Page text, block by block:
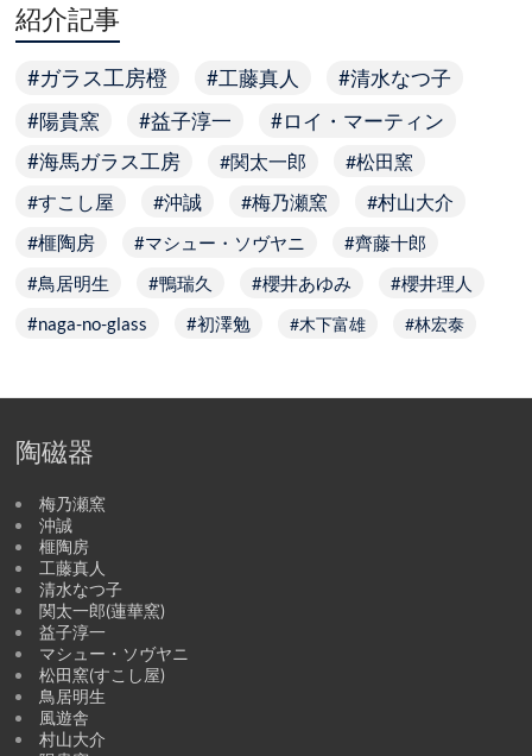
紹介記事
ガラス工房橙 工藤真人
清水なつ子
陽貴窯
益子淳一 ロイ・マーティン
海馬ガラス工房 関太一郎
松田窯
すこし屋
沖誠 梅乃瀬窯 村山大介
榧陶房 マシュー・ソヴヤニ
齊藤十郎
鳥居明生
鴨瑞久 櫻井あゆみ
櫻井理人
naga-no-glass
初澤勉 木下富雄 林宏泰
陶磁器
梅乃瀬窯
沖誠
榧陶房
工藤真人
清水なつ子
関太一郎(蓮華窯)
益子淳一
マシュー・ソヴヤニ
松田窯(すこし屋)
鳥居明生
風遊舎
村山大介